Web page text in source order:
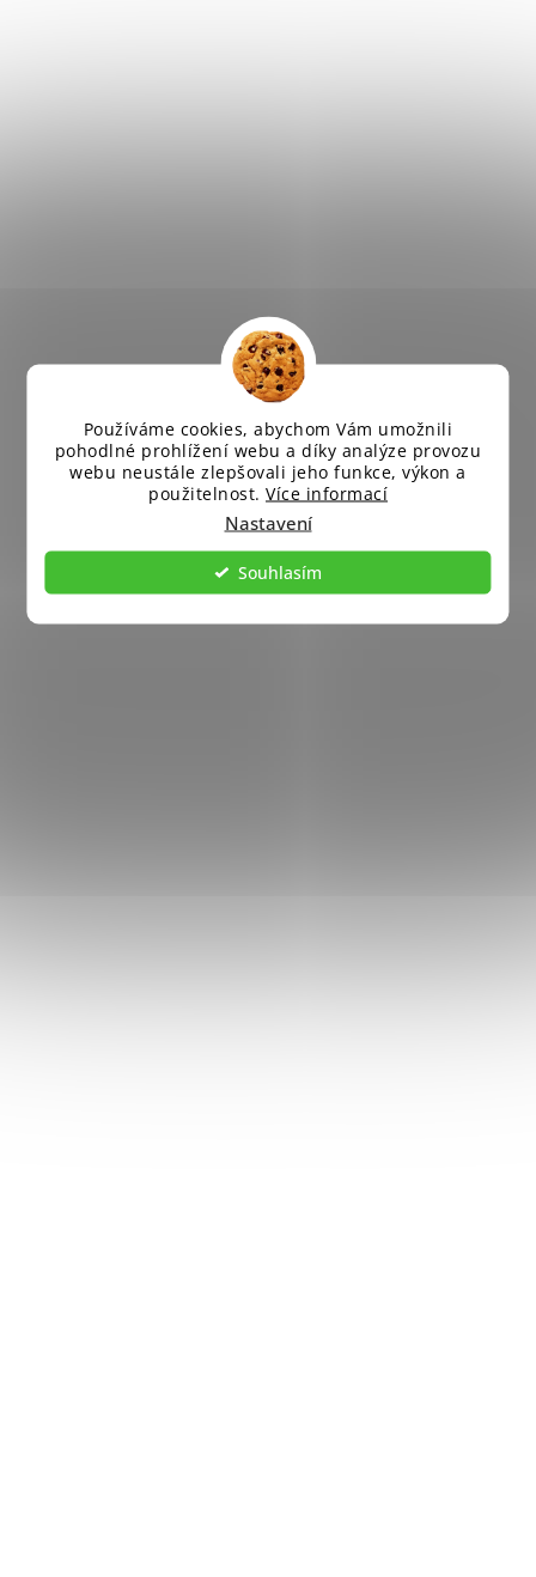
Používáme cookies, abychom Vám umožnili
pohodlné prohlížení webu a díky analýze provozu
webu neustále zlepšovali jeho funkce, výkon a
použitelnost. Více informací
Nastavení
Souhlasím